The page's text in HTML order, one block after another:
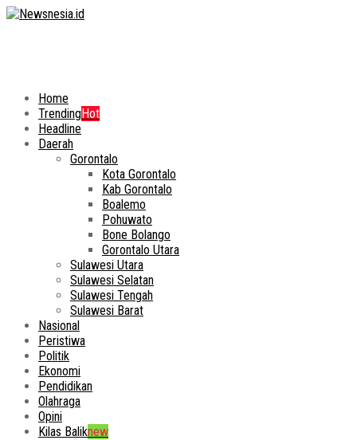
Home
TrendingHot
Headline
Daerah
Gorontalo
Kota Gorontalo
Kab Gorontalo
Boalemo
Pohuwato
Bone Bolango
Gorontalo Utara
Sulawesi Utara
Sulawesi Selatan
Sulawesi Tengah
Sulawesi Barat
Nasional
Peristiwa
Politik
Ekonomi
Pendidikan
Olahraga
Opini
Kilas Baliknew